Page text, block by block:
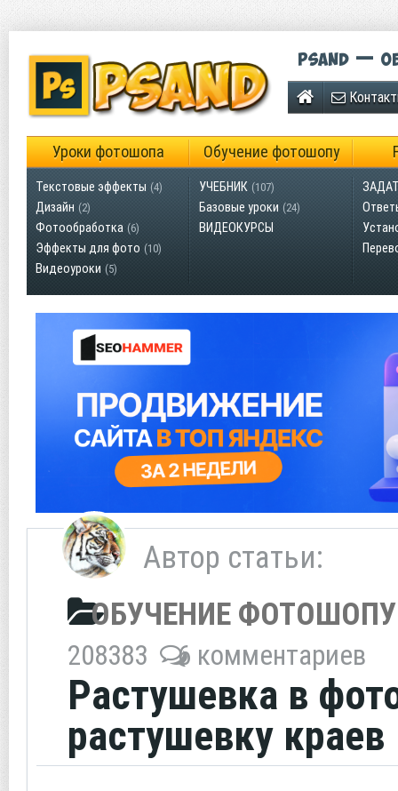
Psand —
Уроки фотошопа Обучение фотошопу
Текстовые эффекты (4)
Дизайн (2)
Фотообработка (6)
Эффекты для фото (10)
Видеоуроки (5)
УЧЕБНИК (107)
Базовые уроки (24)
ВИДЕОКУРСЫ
Автор статьи:
ОБУЧЕНИЕ ФОТОШОПУ
208383 6 комментариев
Растушевка в
растушевку краев